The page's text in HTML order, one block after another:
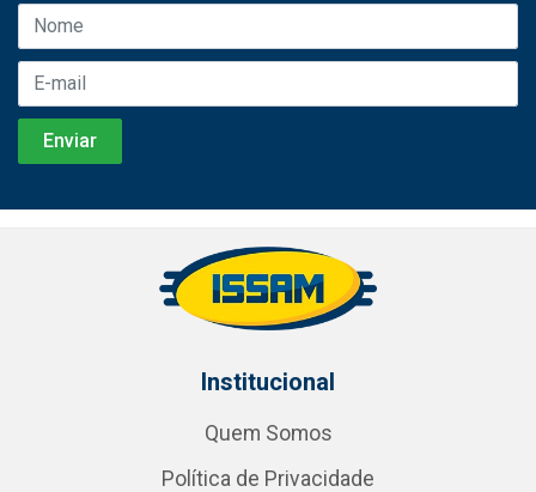
Institucional
Quem Somos
Política de Privacidade